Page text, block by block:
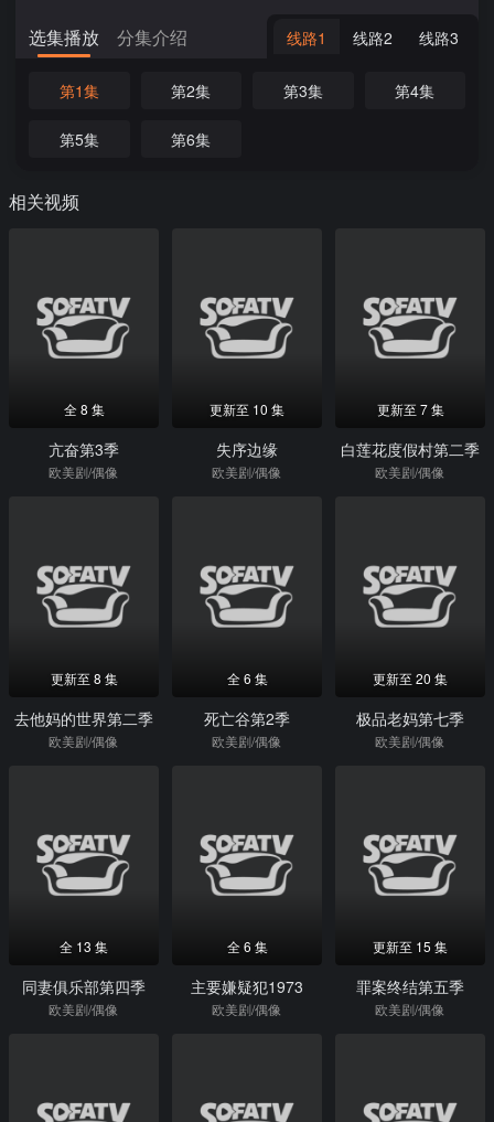
选集播放 分集介绍 线路1 线路2 线路3
第1集 第2集 第3集 第4集
第5集 第6集
相关视频
全 8 集
亢奋第3季
欧美剧/偶像
更新至 10 集
失序边缘
欧美剧/偶像
更新至 7 集
白莲花度假村第二季
欧美剧/偶像
更新至 8 集
去他妈的世界第二季
欧美剧/偶像
全 6 集
死亡谷第2季
欧美剧/偶像
更新至 20 集
极品老妈第七季
欧美剧/偶像
全 13 集
同妻俱乐部第四季
欧美剧/偶像
全 6 集
主要嫌疑犯1973
欧美剧/偶像
更新至 15 集
罪案终结第五季
欧美剧/偶像